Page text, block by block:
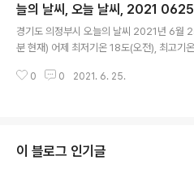
³ 미세먼지는 좋음 = 20 ㎍/m³ 황사는 보
³ 자외선 (오후) = 나쁨 오늘 초미세먼지 보
³ 미세먼지는 보통 = 43 ㎍/m³ 황사는 보
³ 자외선 (오후) = 나쁨 대기상태는 어제보다
니다 대기상태가 전체적으로 좋지 못합..
늘의 날씨, 오늘 날씨, 2021
지, 미세먼지, 황사, 자외선
경기도 의정부시 오늘의 날씨 2021년 6월
분 현재) 어제 최저기온 18도(오전), 최고기
높은 최저기온, 어제보다 1도 높은 최고기온
㎍/m³ 미세먼지는 좋음 = 17 ㎍/m³ 황사
㎍/m³ 자외선 (오후) = 나쁨 오늘 초미세먼
0 0 2021. 6. 25.
이 블로그 인기글